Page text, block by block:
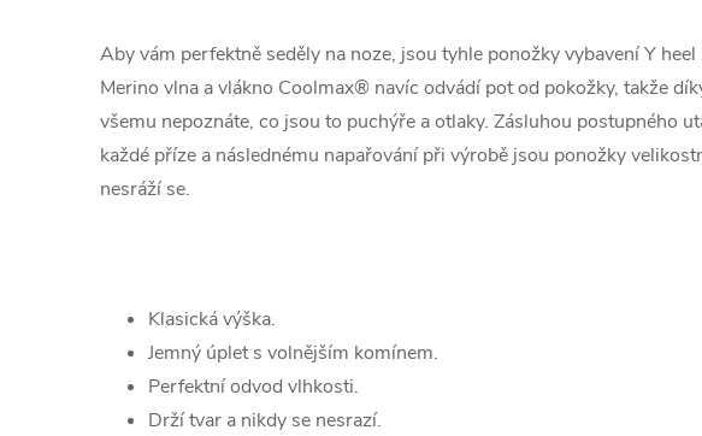
Aby vám perfektně seděly na noze, jsou tyhle ponožky vybavení Y
Merino vlna a vlákno Coolmax® navíc odvádí pot od pokožky, takže
všemu nepoznáte, co jsou to puchýře a otlaky. Zásluhou postupného
každé příze a následnému napařování při výrobě jsou ponožky
nesráží se.
Klasická výška.
Jemný úplet s volnějším komínem.
Perfektní odvod vlhkosti.
Drží tvar a nikdy se nesrazí.